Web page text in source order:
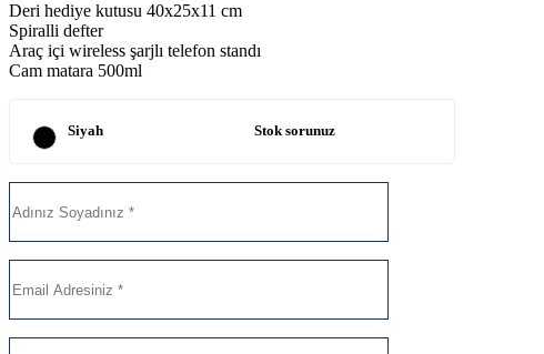
Deri hediye kutusu 40x25x11 cm
Spiralli defter
Araç içi wireless şarjlı telefon standı
Cam matara 500ml
Siyah Stok sorunuz